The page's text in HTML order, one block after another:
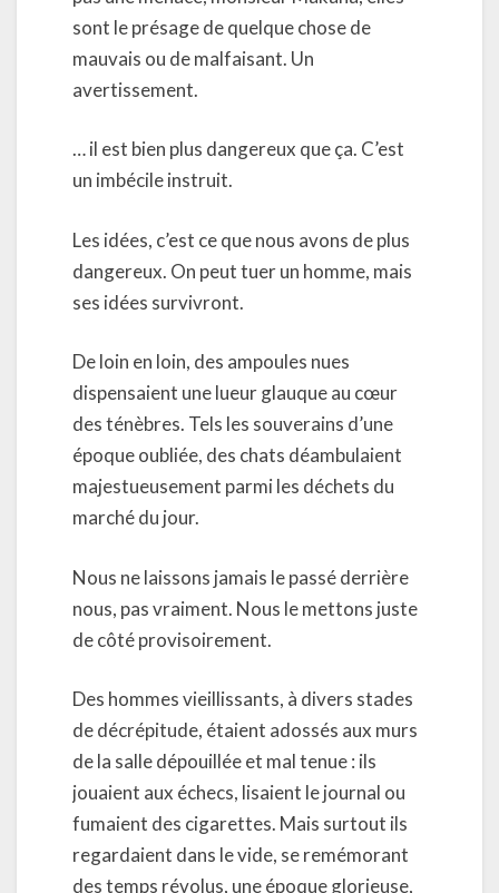
sont le présage de quelque chose de
mauvais ou de malfaisant. Un
avertissement.
… il est bien plus dangereux que ça. C’est
un imbécile instruit.
Les idées, c’est ce que nous avons de plus
dangereux. On peut tuer un homme, mais
ses idées survivront.
De loin en loin, des ampoules nues
dispensaient une lueur glauque au cœur
des ténèbres. Tels les souverains d’une
époque oubliée, des chats déambulaient
majestueusement parmi les déchets du
marché du jour.
Nous ne laissons jamais le passé derrière
nous, pas vraiment. Nous le mettons juste
de côté provisoirement.
Des hommes vieillissants, à divers stades
de décrépitude, étaient adossés aux murs
de la salle dépouillée et mal tenue : ils
jouaient aux échecs, lisaient le journal ou
fumaient des cigarettes. Mais surtout ils
regardaient dans le vide, se remémorant
des temps révolus, une époque glorieuse,